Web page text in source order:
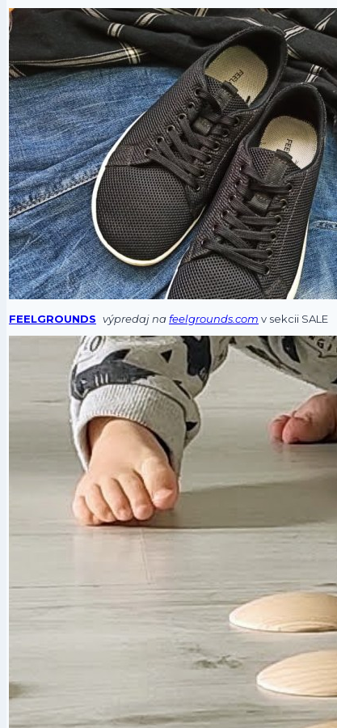
FEELGROUNDS výpredaj nafeelgrounds.com v sekcii SALE